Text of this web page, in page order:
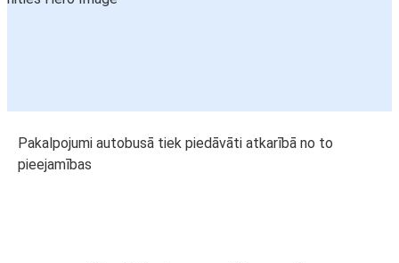
Pakalpojumi autobusā tiek piedāvāti atkarībā no to
pieejamības